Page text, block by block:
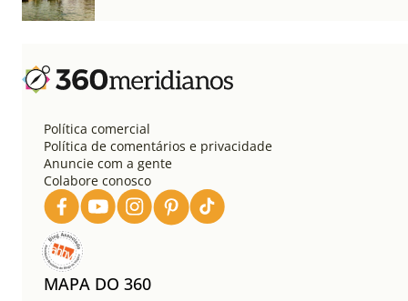
Política comercial
Política de comentários e privacidade
Anuncie com a gente
Colabore conosco
MAPA DO 360